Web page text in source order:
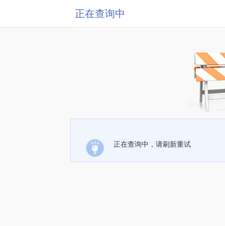
正在查询中
正在查询中，请刷新重试